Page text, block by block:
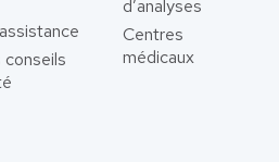
conseils
d’analyses
Centres
médicaux